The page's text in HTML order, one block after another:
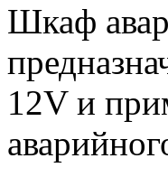
Шкаф
12V и